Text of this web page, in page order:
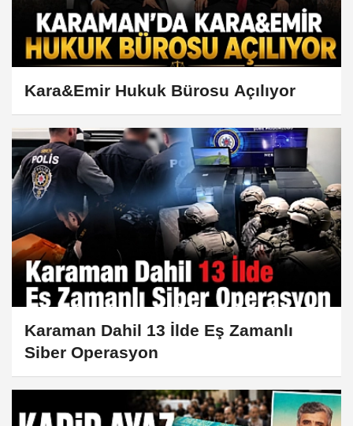
Kara&Emir Hukuk Bürosu Açılıyor
Karaman Dahil 13 İlde Eş Zamanlı
Siber Operasyon